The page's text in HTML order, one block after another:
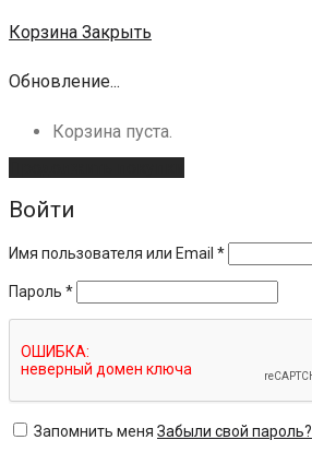
Корзина Закрыть
Обновление...
Корзина пуста.
Войти
Имя пользователя или Email *
Пароль *
Запомнить меня Забыли свой пароль?